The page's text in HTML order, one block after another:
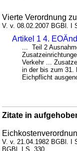
Vierte Verordnung
V. v. 08.02.2007 BGBl. I
Artikel 1 4.
... Teil 2
Verkehr ...
in der bis zum 31.
Eichpflicht
Zitate in
V. v. 21.04.1982 BGBl. I
BGBl. I S. 330